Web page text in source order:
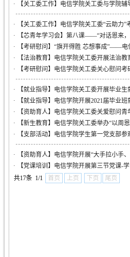
·
【关工委工作】电信学院关工委与学院辅
·
【关工委工作】电信学院关工委“云助力”
·
【芯青年学习会】第八课——“对话恩来
·
【考研慰问】“旗开得胜 芯想事成”——电
·
【法治教育】电信学院关工委开展法治教
·
【考研慰问】电信学院关工委关心慰问考
·
【就业指导】电信学院关工委开展毕业
·
【就业指导】电信学院开展2021届毕业
·
【资助育人】电信学院关工委关爱慰问青
·
【新生教育】电信学院关工委举办“以周
·
【支部活动】电信学院学生第一党支部参
·
【资助育人】电信学院开展“大手拉小手
·
【党课培训】电信学院开展第三节党课-
共17条 1/1
首页 上页 下页 尾页